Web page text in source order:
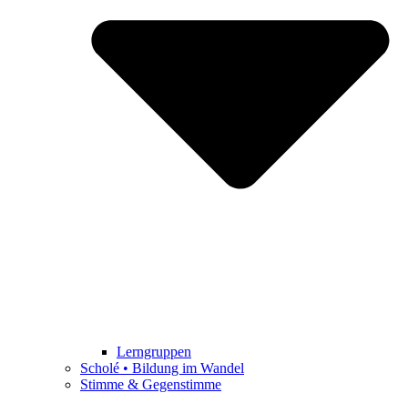
Lerngruppen
Scholé • Bildung im Wandel
Stimme & Gegenstimme